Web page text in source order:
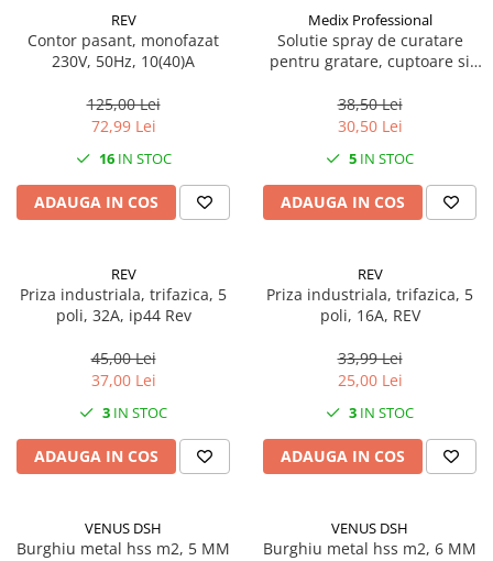
REV
Contor pasant, monofazat
230V, 50Hz, 10(40)A
125,00 Lei
72,99 Lei
16IN STOC
ADAUGA IN COS
Medix Professional
Solutie spray de curatare
pentru gratare, cuptoare si
Professional
38,50 Lei
30,50 Lei
5 IN STOC
ADAUGA IN COS
REV
Priza industriala, trifazica, 5
poli, 32A, ip44 Rev
45,00 Lei
37,00 Lei
3 IN STOC
ADAUGA IN COS
REV
Priza industriala, trifazica, 5
poli, 16A, REV
33,99 Lei
25,00 Lei
3 IN STOC
ADAUGA IN COS
VENUS DSH
Burghiu metal hss m2, 5 MM
VENUS DSH
Burghiu metal hss m2, 6 MM